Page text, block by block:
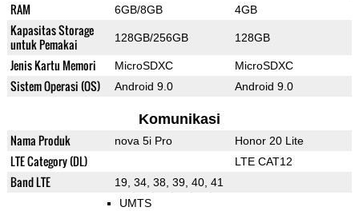
RAM 6GB/8GB 4GB
Kapasitas Storage
untuk Pemakai
128GB/256GB 128GB
Jenis Kartu Memori MicroSDXC MicroSDXC
Sistem Operasi (OS) Android 9.0 Android 9.0
Komunikasi
Nama Produk nova 5i Pro Honor 20 Lite
LTE Category (DL) LTE CAT12
Band LTE 19, 34, 38, 39, 40, 41
UMTS